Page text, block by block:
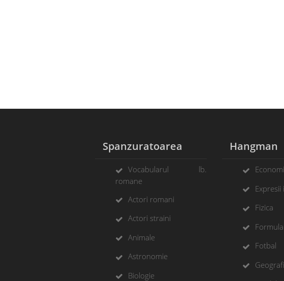
Spanzuratoarea
Vocabularul lb.
romane
Actori romani
Actori straini
Animale
Astronomie
Biologie
Hangman
Expresii
Fizica
Formula
Fotbal